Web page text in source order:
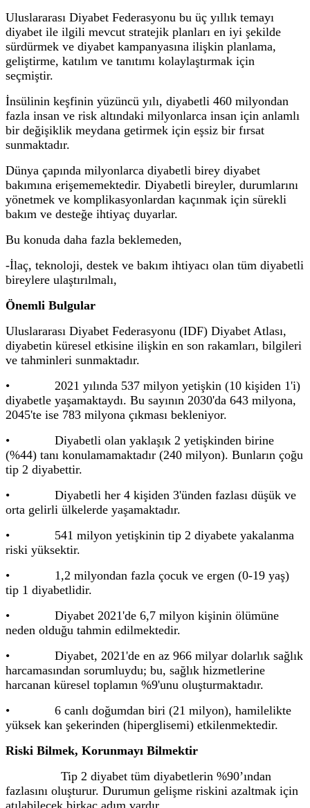
Uluslararası Diyabet Federasyonu bu üç yıllık temayı
diyabet ile ilgili mevcut stratejik planları en iyi şekilde
sürdürmek ve diyabet kampanyasına ilişkin planlama,
geliştirme, katılım ve tanıtımı kolaylaştırmak için
seçmiştir.
İnsülinin keşfinin yüzüncü yılı, diyabetli 460 milyondan
fazla insan ve risk altındaki milyonlarca insan için anlamlı
bir değişiklik meydana getirmek için eşsiz bir fırsat
sunmaktadır.
Dünya çapında milyonlarca diyabetli birey diyabet
bakımına erişememektedir. Diyabetli bireyler, durumlarını
yönetmek ve komplikasyonlardan kaçınmak için sürekli
bakım ve desteğe ihtiyaç duyarlar.
Bu konuda daha fazla beklemeden,
-İlaç, teknoloji, destek ve bakım ihtiyacı olan tüm diyabetli
bireylere ulaştırılmalı,
Önemli Bulgular
Uluslararası Diyabet Federasyonu (IDF) Diyabet Atlası,
diyabetin küresel etkisine ilişkin en son rakamları, bilgileri
ve tahminleri sunmaktadır.
• 2021 yılında 537 milyon yetişkin (10 kişiden 1'i)
diyabetle yaşamaktaydı. Bu sayının 2030'da 643 milyona,
2045'te ise 783 milyona çıkması bekleniyor.
• Diyabetli olan yaklaşık 2 yetişkinden birine
(%44) tanı konulamamaktadır (240 milyon). Bunların çoğu
tip 2 diyabettir.
• Diyabetli her 4 kişiden 3'ünden fazlası düşük ve
orta gelirli ülkelerde yaşamaktadır.
• 541 milyon yetişkinin tip 2 diyabete yakalanma
riski yüksektir.
• 1,2 milyondan fazla çocuk ve ergen (0-19 yaş)
tip 1 diyabetlidir.
• Diyabet 2021'de 6,7 milyon kişinin ölümüne
neden olduğu tahmin edilmektedir.
• Diyabet, 2021'de en az 966 milyar dolarlık sağlık
harcamasından sorumluydu; bu, sağlık hizmetlerine
harcanan küresel toplamın %9'unu oluşturmaktadır.
• 6 canlı doğumdan biri (21 milyon), hamilelikte
yüksek kan şekerinden (hiperglisemi) etkilenmektedir.
Riski Bilmek, Korunmayı Bilmektir
Tip 2 diyabet tüm diyabetlerin %90’ından
fazlasını oluşturur. Durumun gelişme riskini azaltmak için